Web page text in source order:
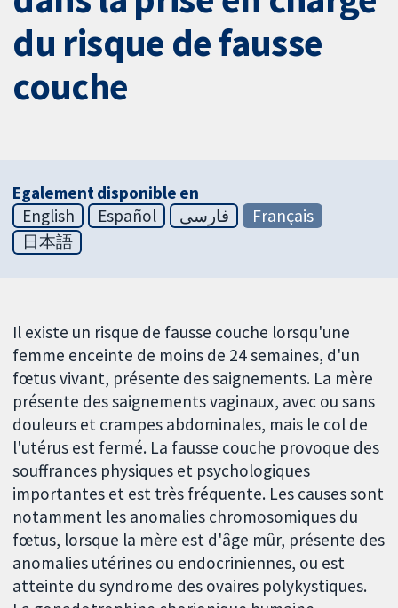
du risque de fausse
couche
Egalement disponible en
English
Español فارسی
Français
日本語
Il existe un risque de fausse couche lorsqu'une
femme enceinte de moins de 24 semaines, d'un
fœtus vivant, présente des saignements. La mère
présente des saignements vaginaux, avec ou sans
douleurs et crampes abdominales, mais le col de
l'utérus est fermé. La fausse couche provoque des
souffrances physiques et psychologiques
importantes et est très fréquente. Les causes sont
notamment les anomalies chromosomiques du
fœtus, lorsque la mère est d'âge mûr, présente des
anomalies utérines ou endocriniennes, ou est
atteinte du syndrome des ovaires polykystiques.